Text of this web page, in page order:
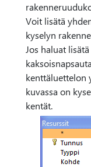
Voit lisätä
kyselyn
Jos haluat
kenttäluettelon
kuvassa on
kentät.